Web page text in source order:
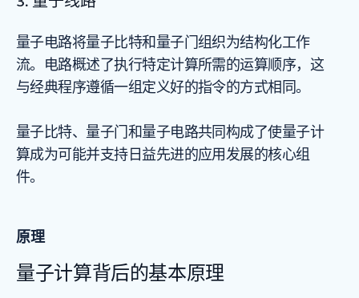
量子电路将量子比特和量子门组织为结构化工作
流。电路概述了执行特定计算所需的运算顺序，这
与经典程序遵循一组定义好的指令的方式相同。
量子比特、量子门和量子电路共同构成了使量子计
算成为可能并支持日益先进的应用发展的核心组
件。
原理
量子计算背后的基本原理